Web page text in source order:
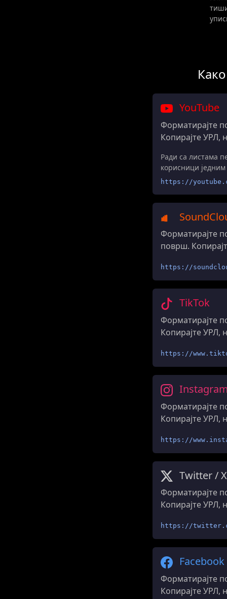
YouTube
Форматирајте
Копирајте УРЛ,
Ради са листама
корисници
https://
Форматирајте
површ.
https://
TikTok
Форматирајте
Копирајте УРЛ,
https://
Instagram
Форматирајте
Копирајте УРЛ,
https://
Twitter / X
Форматирајте
Копирајте УРЛ,
https://
Facebook
Форматирајте
Копирајте УРЛ,